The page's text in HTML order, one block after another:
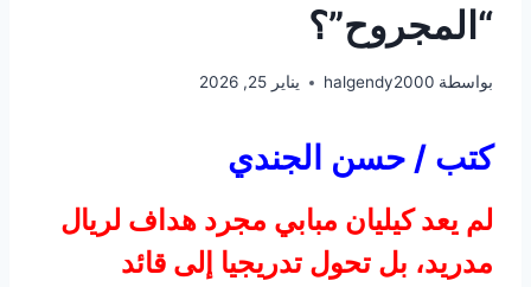
“المجروح”؟
بواسطة halgendy2000 يناير 25, 2026
كتب / حسن الجندي
لم يعد كيليان مبابي مجرد هداف لريال
مدريد، بل تحول تدريجيا إلى قائد